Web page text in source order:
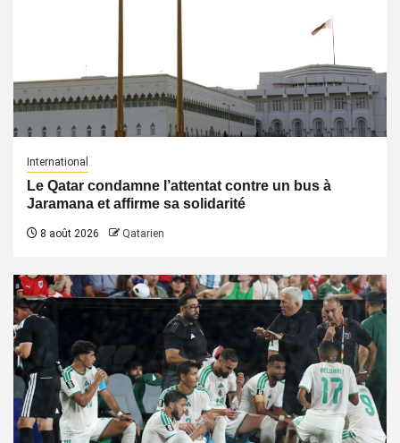
International
Le Qatar condamne l’attentat contre un bus à
Jaramana et affirme sa solidarité
8 août 2026 Qatarien